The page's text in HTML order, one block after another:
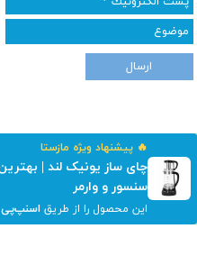
ارسال
🔥 پیشنهاد ویژه مازستا
چای ساز یونیک لند |
سنسور و وارمر
این محصول را از طریق اسنپ‌پی